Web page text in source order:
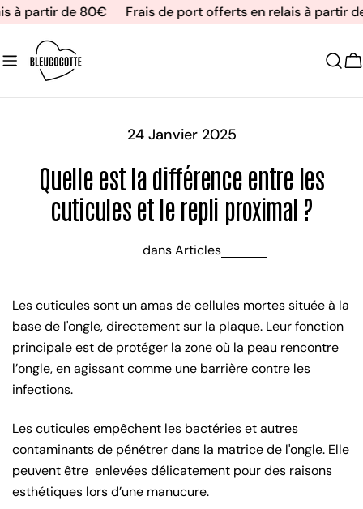
Aller
contenu
à partir de 80€ Frais de port offerts en relais à partir
24 Janvier 2025
Quelle est la différence entre les
cuticules et le repli proximal ?
dansArticles
Les cuticules sont un amas de cellules mortes située à la
base de l'ongle, directement sur la plaque. Leur fonction
principale est de protéger la zone où la peau rencontre
l’ongle, en agissant comme une barrière contre les
infections.
Les cuticules empêchent les bactéries et autres
contaminants de pénétrer dans la matrice de l'ongle. Elle
peuvent être enlevées délicatement pour des raisons
esthétiques lors d’une manucure.